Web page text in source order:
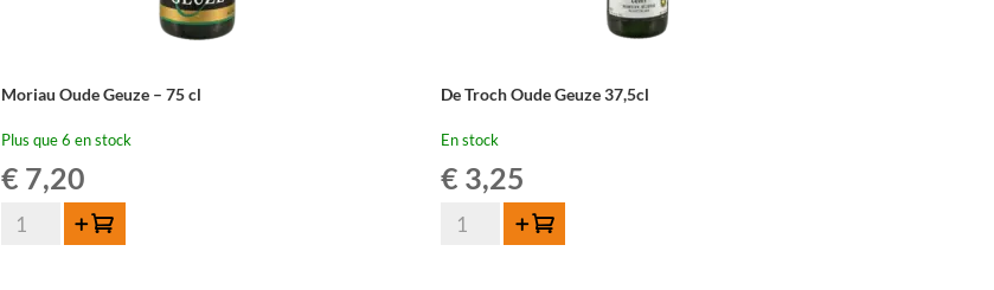
Moriau Oude Geuze – 75 cl
Plus que 6 en stock
€ 7,20
quantité
Ajouter au panier
De Troch Oude Geuze 37,5cl
En stock
€ 3,25
quantité
Ajouter au panier